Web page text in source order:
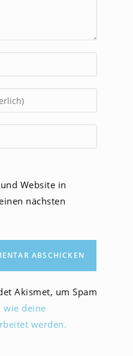
Website in
nächsten
Akismet, um Spam
wie deine
werden.